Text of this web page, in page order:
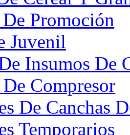
Promoción
Juvenil
Insumos De
Compresor
De Canchas
Temporarios